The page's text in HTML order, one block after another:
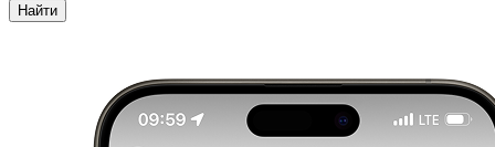
Найти